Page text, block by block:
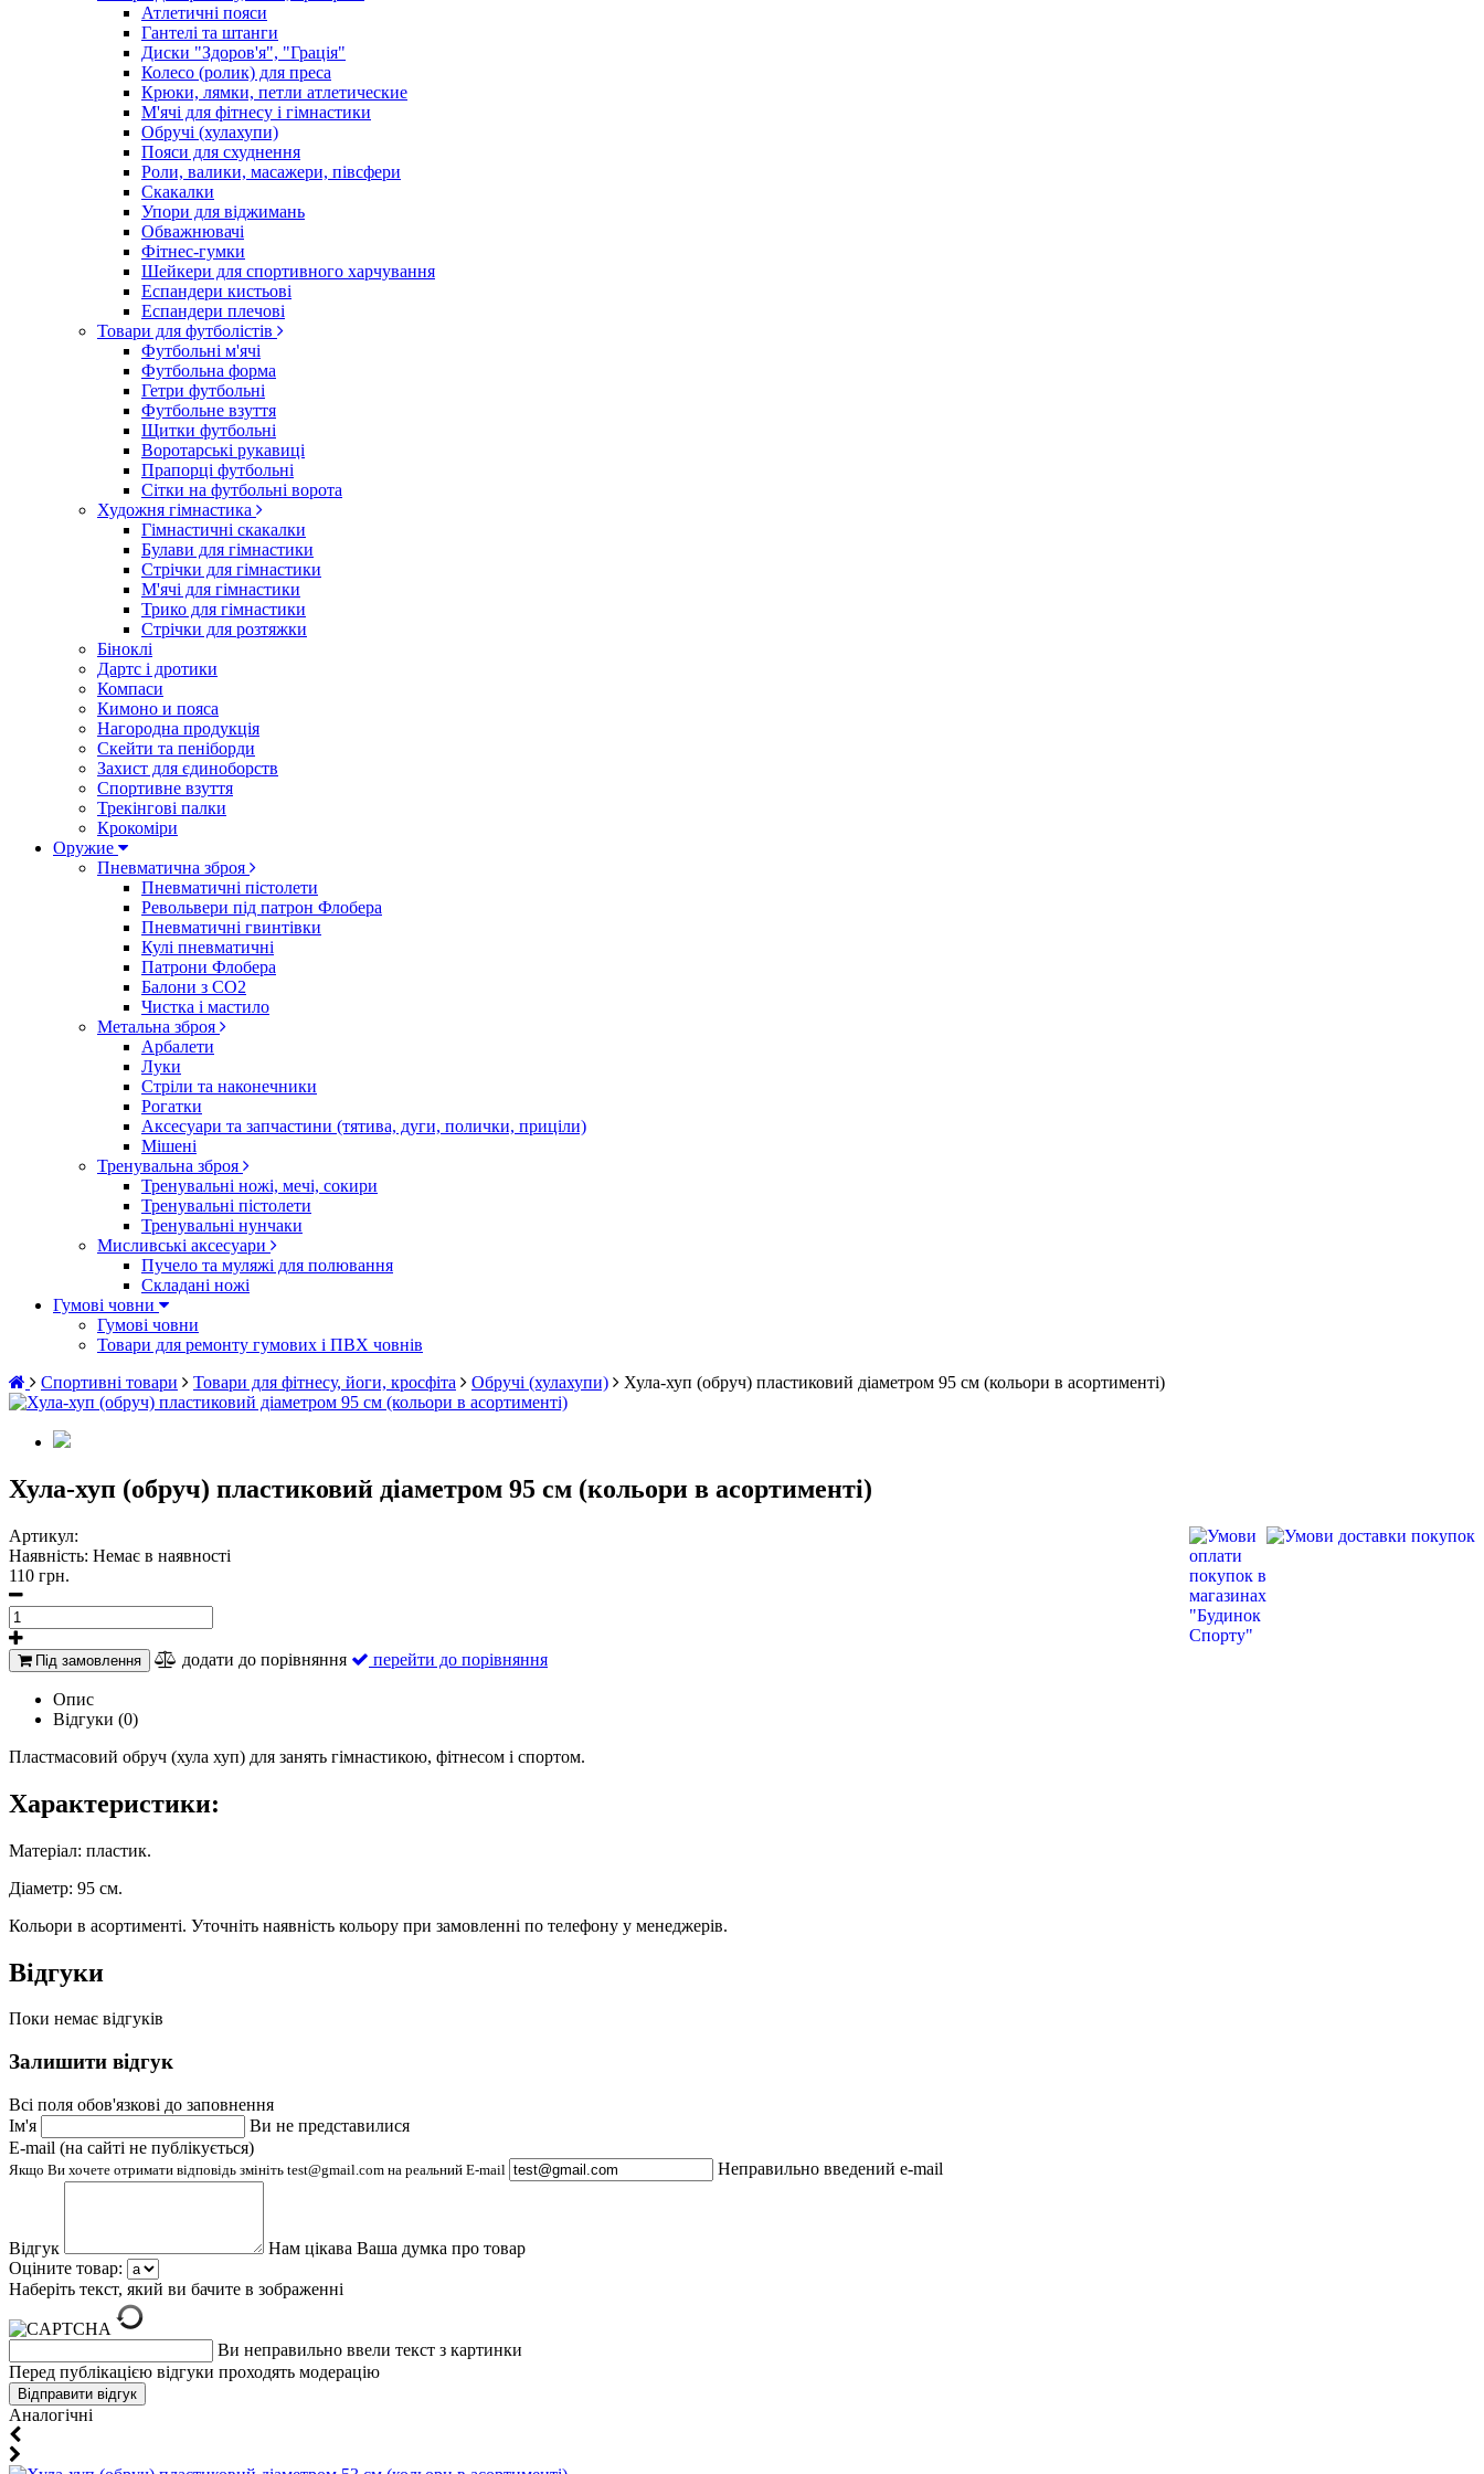
Атлетичні пояси
Гантелі та штанги
Диски "Здоров'я", "Грація"
Колесо (ролик) для преса
Крюки, лямки, петли атлетические
М'ячі для фітнесу і гімнастики
Обручі (хулахупи)
Пояси для схуднення
Роли, валики, масажери, півсфери
Скакалки
Упори для віджимань
Обважнювачі
Фітнес-гумки
Шейкери для спортивного харчування
Еспандери кистьові
Еспандери плечові
Товари для футболістів
Футбольні м'ячі
Футбольна форма
Гетри футбольні
Футбольне взуття
Щитки футбольні
Воротарські рукавиці
Прапорці футбольні
Сітки на футбольні ворота
Художня гімнастика
Гімнастичні скакалки
Булави для гімнастики
Стрічки для гімнастики
М'ячі для гімнастики
Трико для гімнастики
Стрічки для розтяжки
Біноклі
Дартс і дротики
Компаси
Кимоно и пояса
Нагородна продукція
Скейти та пеніборди
Захист для єдиноборств
Спортивне взуття
Трекінгові палки
Крокоміри
Оружие
Пневматична зброя
Пневматичні пістолети
Револьвери під патрон Флобера
Пневматичні гвинтівки
Кулі пневматичні
Патрони Флобера
Балони з CO2
Чистка і мастило
Метальна зброя
Арбалети
Луки
Стріли та наконечники
Рогатки
Аксесуари та запчастини (тятива, дуги, полички, приціли)
Мішені
Тренувальна зброя
Тренувальні ножі, мечі, сокири
Тренувальні пістолети
Тренувальні нунчаки
Мисливські аксесуари
Пучело та муляжі для полювання
Складані ножі
Гумові човни
Гумові човни
Товари для ремонту гумових і ПВХ човнів
Спортивні товари
Товари для фітнесу, йоги, кросфіта Обручі (хулахупи) Хула-хуп (обруч) пластиковий діаметром 95 см (кольори в асортименті)
Хула-хуп (обруч) пластиковий діаметром 95 см (кольори в асортименті)
Артикул:
Наявність: Немає в наявності
110 грн.
Під замовлення додати до порівняння перейти до порівняння
Опис
Відгуки (0)
Пластмасовий обруч (хула хуп) для занять гімнастикою, фітнесом і спортом.
Характеристики:
Матеріал: пластик.
Діаметр: 95 см.
Кольори в асортименті. Уточніть наявність кольору при замовленні по телефону у менеджерів.
Відгуки
Поки немає відгуків
Залишити відгук
Всі поля обов'язкові до заповнення
Ім'я
Ви не представилися
E-mail (на сайті не публікується)
Якщо Ви хочете отримати відповідь змініть test@gmail.com на реальний E-mail Неправильно введений e-mail
Відгук
Нам цікава Ваша думка про товар
Оціните товар:
Наберіть текст, який ви бачите в зображенні
Ви неправильно ввели текст з картинки
Перед публікацією відгуки проходять модерацію
Aналогічні